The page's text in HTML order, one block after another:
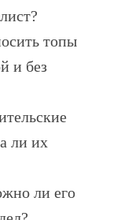
топы
и без
ли их
ли его